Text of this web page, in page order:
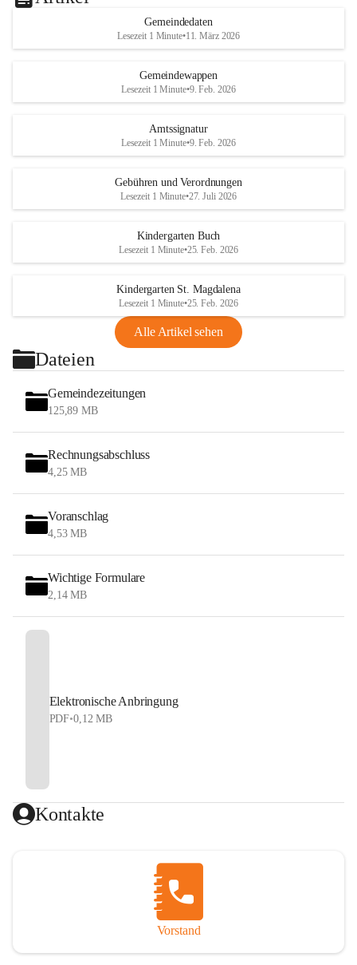
Gemeindedaten
Lesezeit 1 Minute•11. März 2026
Gemeindewappen
Lesezeit 1 Minute•9. Feb. 2026
Amtssignatur
Lesezeit 1 Minute•9. Feb. 2026
Gebühren und Verordnungen
Lesezeit 1 Minute•27. Juli 2026
Kindergarten Buch
Lesezeit 1 Minute•25. Feb. 2026
Kindergarten St. Magdalena
Lesezeit 1 Minute•25. Feb. 2026
Alle Artikel sehen
Dateien
Gemeindezeitungen
125,89 MB
Rechnungsabschluss
4,25 MB
Voranschlag
4,53 MB
Wichtige Formulare
2,14 MB
Elektronische Anbringung
PDF•0,12 MB
Kontakte
Vorstand